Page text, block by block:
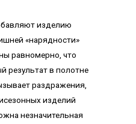
изделию
«нарядности»
равномерно, что
результат в полотне
раздражения,
изделий
незначительная